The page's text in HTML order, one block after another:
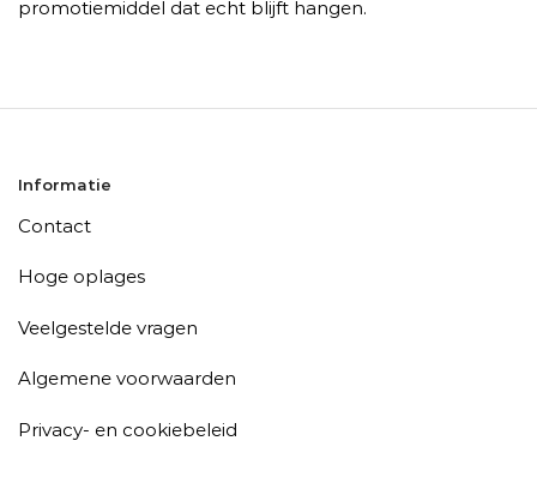
promotiemiddel dat echt blijft hangen.
Informatie
Contact
Hoge oplages
Veelgestelde vragen
Algemene voorwaarden
Privacy- en cookiebeleid